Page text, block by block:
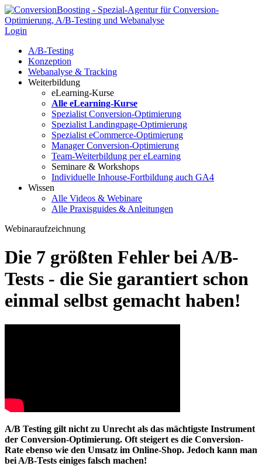
Login
A/B-Testing
Konzeption
Webanalyse & Tracking
Weiterbildung
eLearning-Kurse
Alle eLearning-Kurse
Spezialist Conversion-Optimierung
Spezialist Landingpage-Optimierung
Spezialist eCommerce-Optimierung
Manager Conversion-Optimierung
Team-Weiterbildung per eLearning
Seminare & Workshops
Individuelle Inhouse-Fortbildung auch GA4
Wissen
Alle Videos & Webinare
Alle Praxisguides & Anleitungen
Webinaraufzeichnung
Die 7 größten Fehler bei A/B-
Tests - die Sie garantiert schon
einmal selbst gemacht haben!
A/B Testing gilt nicht zu Unrecht als das mächtigste Instrument
der Conversion-Optimierung. Oft steigert es die Conversion-
Rate ebenso wie den Umsatz im Online-Shop. Jedoch kann man
bei A/B-Tests einiges falsch machen!